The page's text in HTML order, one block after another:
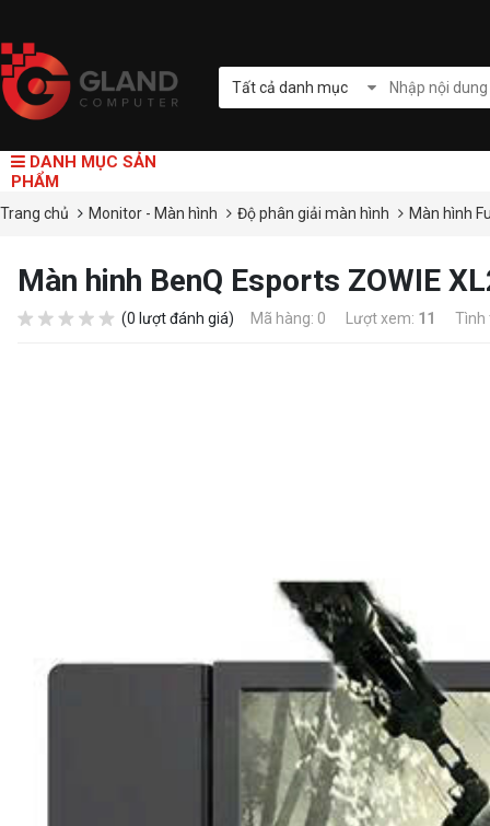
Tất cả danh mục
DANH MỤC SẢN
PHẨM
Trang chủ Monitor - Màn hình Độ phân giải màn hình Màn hình
Màn hinh BenQ Esports ZOWIE
(0 lượt đánh giá) Mã hàng: 0 Lượt xem: 11 Tình